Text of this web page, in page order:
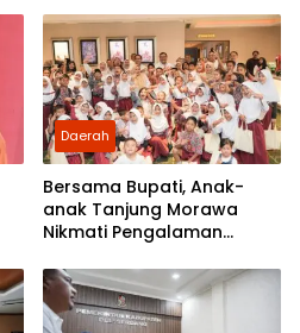
Daerah
Bersama Bupati, Anak-
anak Tanjung Morawa
Nikmati Pengalaman